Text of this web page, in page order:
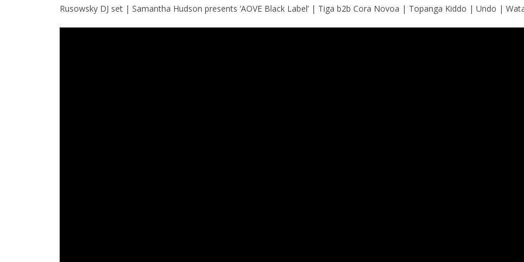
Rusowsky DJ set | Samantha Hudson presents ‘AOVE Black Label’ | Tiga b2b Cora Novoa | Topanga Kiddo | Undo |